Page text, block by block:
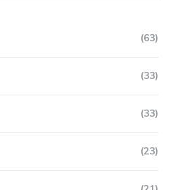
(63)
(33)
(33)
(23)